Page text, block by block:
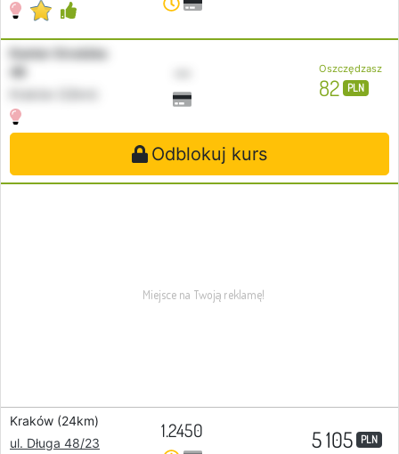
Kantor Grodzka
••• Oszczędzasz
82 PLN
Odblokuj kurs
Kraków (24km)
ul. Długa 48/23
1.2450 5 105 PLN